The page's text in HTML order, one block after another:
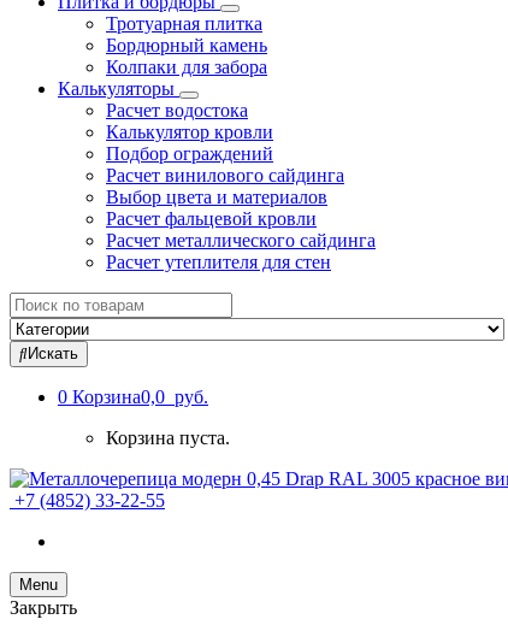
Тротуарная плитка
Бордюрный камень
Колпаки для забора
Калькуляторы
Расчет водостока
Калькулятор кровли
Подбор ограждений
Расчет винилового сайдинга
Выбор цвета и материалов
Расчет фальцевой кровли
Расчет металлического сайдинга
Расчет утеплителя для стен
Search
for:
Искать
0 Корзина0,0 руб.
Корзина пуста.
+7 (4852) 33-22-55
Menu
Закрыть